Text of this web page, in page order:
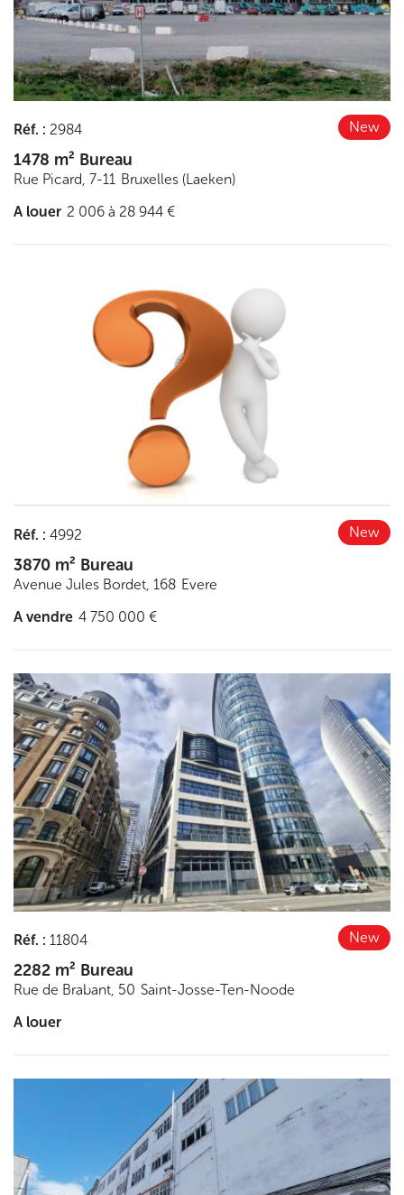
New
Réf. : 2984
1478 m² Bureau
Rue Picard, 7-11 Bruxelles (Laeken)
A louer 2 006 à 28 944 €
New
Réf. : 4992
3870 m² Bureau
Avenue Jules Bordet, 168 Evere
A vendre 4 750 000 €
New
Réf. : 11804
2282 m² Bureau
Rue de Brabant, 50 Saint-Josse-Ten-Noode
A louer